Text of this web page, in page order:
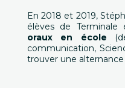
En 2018 et 2019,
élèves de
oraux en école
communication,
trouver une